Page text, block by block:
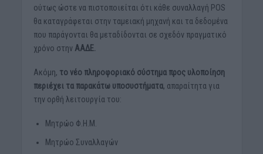
ούτως ώστε να πιστοποιείται ότι κάθε συναλλαγή POS
θα καταγράφεται στην ταμειακή μηχανή και τα δεδομένα
που παράγονται θα μεταδίδονται σε σχεδόν πραγματικό
χρόνο στην ΑΑΔΕ.
Ακόμη, το νέο πληροφοριακό σύστημα προς υλοποίηση
περιέχει τα παρακάτω υποσυστήματα, απαραίτητα για
την ορθή λειτουργία του:
Μητρώο Φ.Η.Μ.
Μητρώο Συναλλαγών